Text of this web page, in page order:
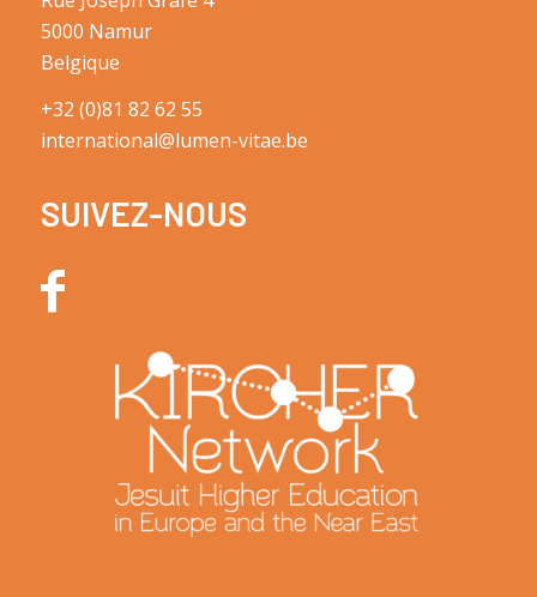
5000 Namur
Belgique
+32 (0)81 82 62 55
international@lumen-vitae.be
SUIVEZ-NOUS